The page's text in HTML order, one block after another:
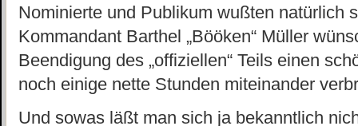
Nominierte und Publikum wußten natürlich
Kommandant Barthel „Bööken“ Müller
Beendigung des „offiziellen“ Teils einen
noch einige nette Stunden miteinander
Und sowas läßt man sich ja bekanntlich